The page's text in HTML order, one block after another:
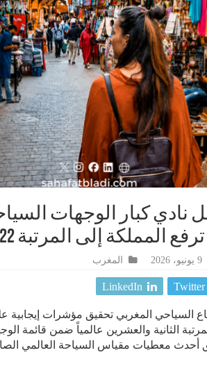
المملكة إلى المرتبة 22 عالمياً
9 يونيو، 2026 المغرب
Twitter
LinkedIn
السياحي المغربي تحقيق مؤشرات إيجابية
الثانية والعشرين عالمياً ضمن قائمة
2025، وفق أحدث معطيات مقياس السياحة